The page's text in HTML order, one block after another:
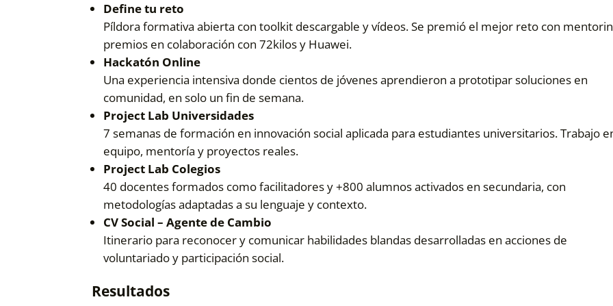
Define tu reto
Píldora formativa abierta con toolkit descargable y vídeos. Se premió el mejor reto con
premios en colaboración con 72kilos y Huawei.
Hackatón Online
Una experiencia intensiva donde cientos de jóvenes aprendieron a prototipar soluciones en
comunidad, en solo un fin de semana.
Project Lab Universidades
7 semanas de formación en innovación social aplicada para estudiantes universitarios. Trabajo
equipo, mentoría y proyectos reales.
Project Lab Colegios
40 docentes formados como facilitadores y +800 alumnos activados en secundaria, con
metodologías adaptadas a su lenguaje y contexto.
CV Social – Agente de Cambio
Itinerario para reconocer y comunicar habilidades blandas desarrolladas en acciones de
voluntariado y participación social.
Resultados